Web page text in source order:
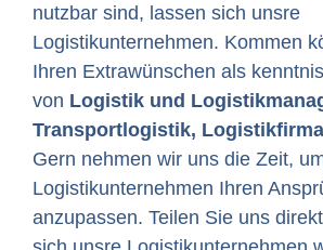
nutzbar sind, lassen sich unsre
Logistikunternehmen. Kommen
Ihren Extrawünschen als
von Logistik und
Transportlogistik, Logistikfirma
Gern nehmen wir uns die Zeit,
Logistikunternehmen Ihren
anzupassen. Teilen Sie uns